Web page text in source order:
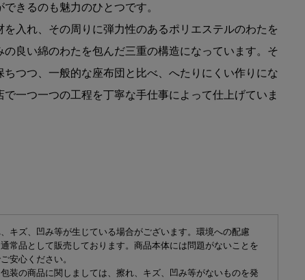
きるのも魅力のひとつです。
入れ、その周りに弾力性のあるポリエステルのわたを
良い綿のわたを包んだ三重の構造になっています。そ
つつ、一般的な座布団と比べ、へたりにくい作りにな
一つ一つの工程を丁寧な手仕事によって仕上げていま
キズ、凹み等が生じている場合がございます。環境への配慮
常品として販売しております。商品本体には問題がないことを
安心ください。
装の商品に関しましては、擦れ、キズ、凹み等がないものを発